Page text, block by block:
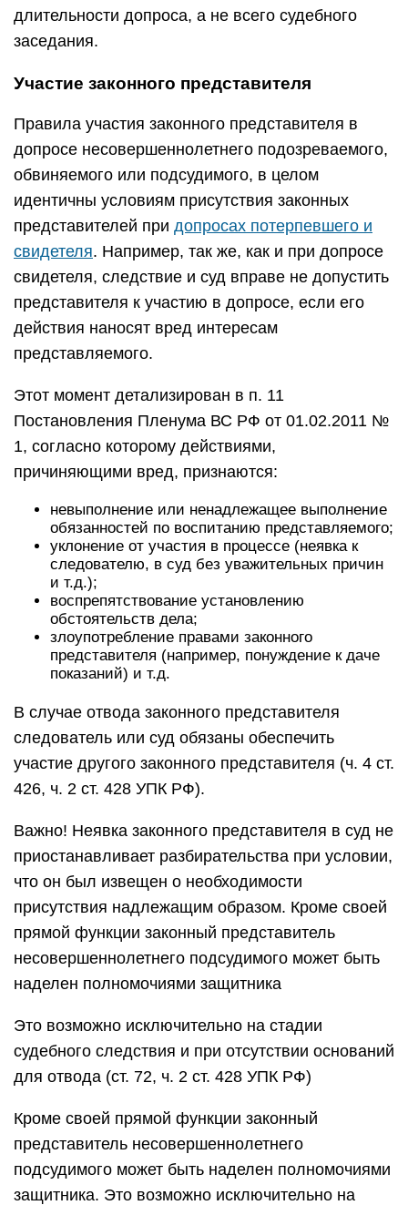
длительности допроса, а не всего судебного
заседания.
Участие законного представителя
Правила участия законного представителя в
допросе несовершеннолетнего подозреваемого,
обвиняемого или подсудимого, в целом
идентичны условиям присутствия законных
представителей при допросах потерпевшего и
свидетеля. Например, так же, как и при допросе
свидетеля, следствие и суд вправе не допустить
представителя к участию в допросе, если его
действия наносят вред интересам
представляемого.
Этот момент детализирован в п. 11
Постановления Пленума ВС РФ от 01.02.2011 №
1, согласно которому действиями,
причиняющими вред, признаются:
невыполнение или ненадлежащее выполнение
обязанностей по воспитанию представляемого;
уклонение от участия в процессе (неявка к
следователю, в суд без уважительных причин
и т.д.);
воспрепятствование установлению
обстоятельств дела;
злоупотребление правами законного
представителя (например, понуждение к даче
показаний) и т.д.
В случае отвода законного представителя
следователь или суд обязаны обеспечить
участие другого законного представителя (ч. 4 ст.
426, ч. 2 ст. 428 УПК РФ).
Важно! Неявка законного представителя в суд не
приостанавливает разбирательства при условии,
что он был извещен о необходимости
присутствия надлежащим образом. Кроме своей
прямой функции законный представитель
несовершеннолетнего подсудимого может быть
наделен полномочиями защитника
Это возможно исключительно на стадии
судебного следствия и при отсутствии оснований
для отвода (ст. 72, ч. 2 ст. 428 УПК РФ)
Кроме своей прямой функции законный
представитель несовершеннолетнего
подсудимого может быть наделен полномочиями
защитника. Это возможно исключительно на